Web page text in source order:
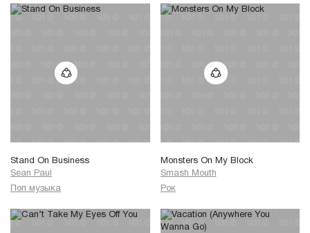
Stand On Business
Sean Paul
Поп музыка
Monsters On My Block
Smash Mouth
Рок